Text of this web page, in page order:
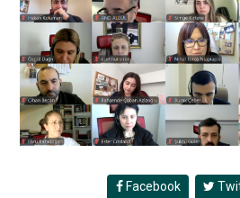
Facebook